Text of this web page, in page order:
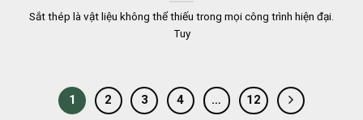
Sắt thép là vật liệu không thể thiếu trong mọi công trình hiện đại.
Tuy
1 2 3 4 … 12